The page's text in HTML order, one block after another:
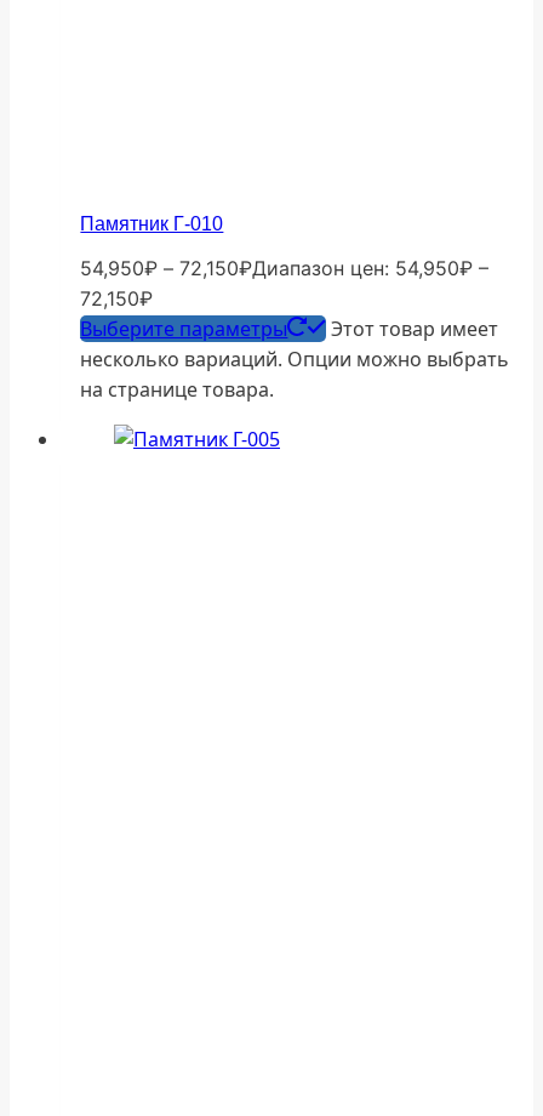
Памятник Г-010
54,950₽ – 72,150₽Диапазон цен: 54,950₽ –
72,150₽
Выберите параметры
Этот товар имеет
несколько вариаций. Опции можно выбрать
на странице товара.